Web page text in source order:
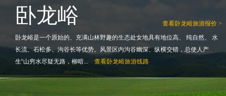
查看卧龙峪旅游报价 >
卧龙峪
卧龙峪是一个原始的、充满山林野趣的生态处女地具有地位高、 纯自然、 水
长流、石松多、沟谷长等优势。风景区内沟谷幽深、纵横交错，总使人产
生“山穷水尽疑无路，柳暗...
查看卧龙峪旅游线路